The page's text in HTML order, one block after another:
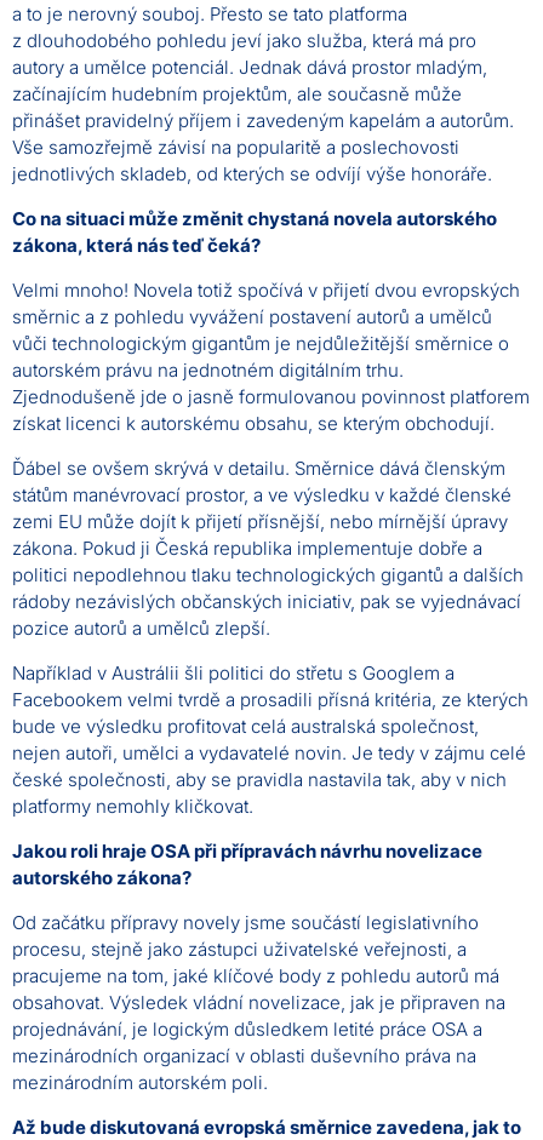
a to je nerovný souboj. Přesto se tato platforma
z dlouhodobého pohledu jeví jako služba, která má pro
autory a umělce potenciál. Jednak dává prostor mladým,
začínajícím hudebním projektům, ale současně může
přinášet pravidelný příjem i zavedeným kapelám a autorům.
Vše samozřejmě závisí na popularitě a poslechovosti
jednotlivých skladeb, od kterých se odvíjí výše honoráře.
Co na situaci může změnit chystaná novela autorského
zákona, která nás teď čeká?
Velmi mnoho! Novela totiž spočívá v přijetí dvou evropských
směrnic a z pohledu vyvážení postavení autorů a umělců
vůči technologickým gigantům je nejdůležitější směrnice o
autorském právu na jednotném digitálním trhu.
Zjednodušeně jde o jasně formulovanou povinnost platforem
získat licenci k autorskému obsahu, se kterým obchodují.
Ďábel se ovšem skrývá v detailu. Směrnice dává členským
státům manévrovací prostor, a ve výsledku v každé členské
zemi EU může dojít k přijetí přísnější, nebo mírnější úpravy
zákona. Pokud ji Česká republika implementuje dobře a
politici nepodlehnou tlaku technologických gigantů a dalších
rádoby nezávislých občanských iniciativ, pak se vyjednávací
pozice autorů a umělců zlepší.
Například v Austrálii šli politici do střetu s Googlem a
Facebookem velmi tvrdě a prosadili přísná kritéria, ze kterých
bude ve výsledku profitovat celá australská společnost,
nejen autoři, umělci a vydavatelé novin. Je tedy v zájmu celé
české společnosti, aby se pravidla nastavila tak, aby v nich
platformy nemohly kličkovat.
Jakou roli hraje OSA při přípravách návrhu novelizace
autorského zákona?
Od začátku přípravy novely jsme součástí legislativního
procesu, stejně jako zástupci uživatelské veřejnosti, a
pracujeme na tom, jaké klíčové body z pohledu autorů má
obsahovat. Výsledek vládní novelizace, jak je připraven na
projednávání, je logickým důsledkem letité práce OSA a
mezinárodních organizací v oblasti duševního práva na
mezinárodním autorském poli.
Až bude diskutovaná evropská směrnice zavedena, jak to